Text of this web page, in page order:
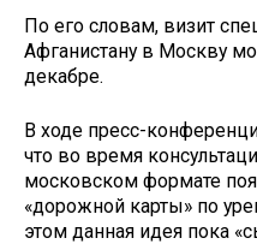
По его словам, визит
Афганистану в Москву
декабре.
В ходе пресс-
что во время
московском формате
«дорожной карты» по
этом данная идея пока